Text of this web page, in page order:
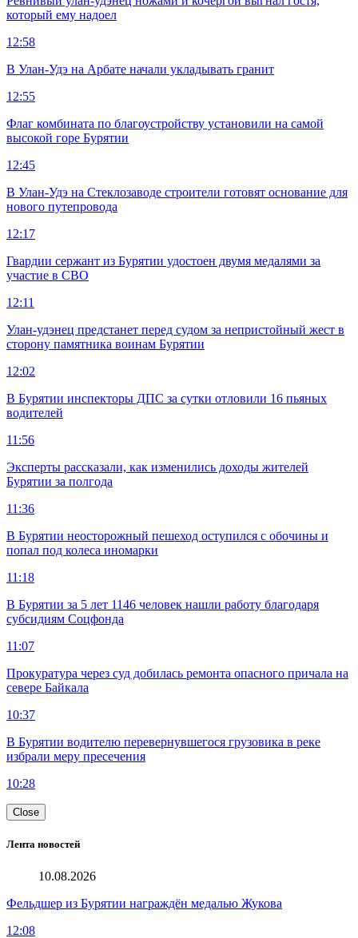
который ему надоел
12:58
В Улан-Удэ на Арбате начали укладывать гранит
12:55
Флаг комбината по благоустройству установили на самой
высокой горе Бурятии
12:45
В Улан-Удэ на Стеклозаводе строители готовят основание для
нового путепровода
12:17
Гвардии сержант из Бурятии удостоен двумя медалями за
участие в СВО
12:11
Улан-удэнец предстанет перед судом за непристойный жест в
сторону памятника воинам Бурятии
12:02
В Бурятии инспекторы ДПС за сутки отловили 16 пьяных
водителей
11:56
Эксперты рассказали, как изменились доходы жителей
Бурятии за полгода
11:36
В Бурятии неосторожный пешеход оступился с обочины и
попал под колеса иномарки
11:18
В Бурятии за 5 лет 1146 человек нашли работу благодаря
субсидиям Соцфонда
11:07
Прокуратура через суд добилась ремонта опасного причала на
севере Байкала
10:37
В Бурятии водителю перевернувшегося грузовика в реке
избрали меру пресечения
10:28
Close
Лента новостей
10.08.2026
Фельдшер из Бурятии награждён медалью Жукова
12:08